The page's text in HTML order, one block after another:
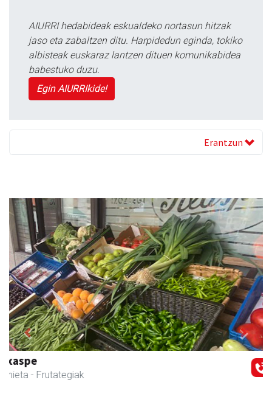
AIURRI hedabideak eskualdeko nortasun hitzak
jaso eta zabaltzen ditu. Harpidedun eginda, tokiko
albisteak euskaraz lantzen dituen komunikabidea
babestuko duzu.
Egin AIURRIkide!
Erantzun
Magale Ikastetxea
Urnieta - Hezkuntza
Previous Next